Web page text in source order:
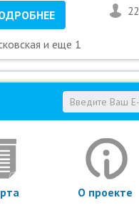
22
и еще 1
О проекте